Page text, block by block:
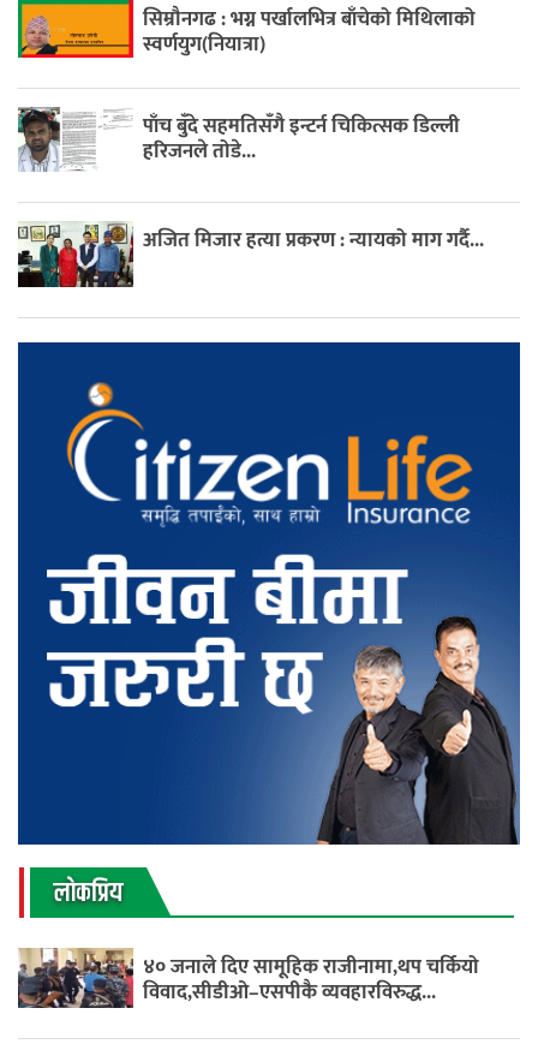
सिम्रौनगढ : भग्न पर्खालभित्र बाँचेको मिथिलाको
स्वर्णयुग(नियात्रा)
पाँच बुँदे सहमतिसँगै इन्टर्न चिकित्सक डिल्ली
हरिजनले तोडे...
अजित मिजार हत्या प्रकरण : न्यायको माग गर्दै...
लाेकप्रिय
४० जनाले दिए सामूहिक राजीनामा,थप चर्कियो
विवाद,सीडीओ–एसपीकै व्यवहारविरुद्ध...